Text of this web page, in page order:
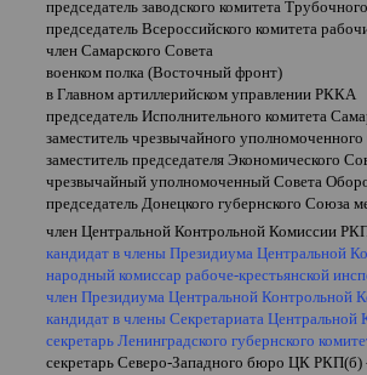
председатель заводского комитета
председатель Всероссийского комитета
член Самарского Совета
военком полка (Восточный фронт)
в Главном артиллерийском управлении РККА
председатель Исполнительного комитета
заместитель чрезвычайного
заместитель председателя Экономического
чрезвычайный уполномоченный Совета
председатель Донецкого губернского Союза
член Центральной Контрольной Комиссии
кандидат в члены Президиума Центральной
народный комиссар рабоче-крестьянской
член Президиума Центральной Контрольной
кандидат в члены Секретариата
секретарь Ленинградского губернского
секретарь Северо-Западного бюро ЦК